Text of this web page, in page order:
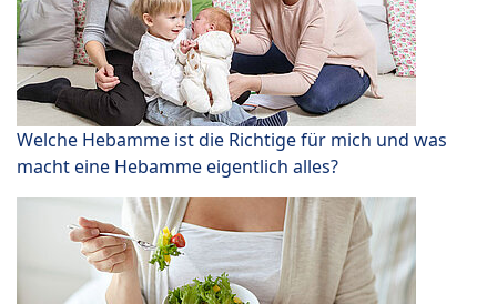
Welche Hebamme ist die Richtige für mich und was
macht eine Hebamme eigentlich alles?